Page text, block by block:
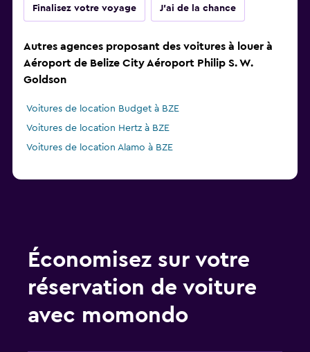
Finalisez votre voyage J'ai de la chance
Autres agences proposant des voitures à louer à
Aéroport de Belize City Aéroport Philip S. W.
Goldson
Voitures de location Budget à BZE
Voitures de location Hertz à BZE
Voitures de location Alamo à BZE
Économisez sur votre
réservation de voiture
avec momondo